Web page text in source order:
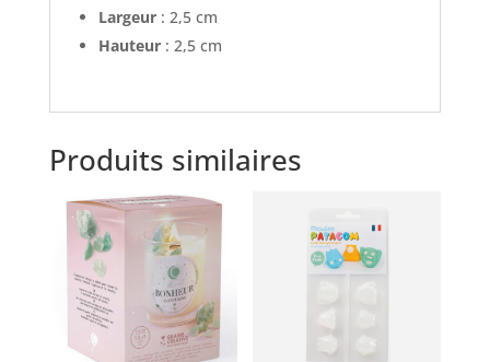
Largeur: 2,5 cm
Hauteur: 2,5 cm
Produits similaires